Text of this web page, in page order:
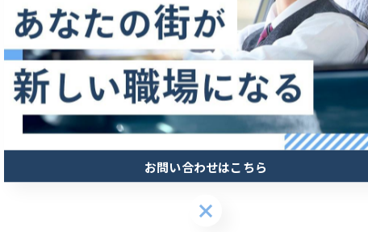
お問い合わせはこちら
お問い合わせはこちら